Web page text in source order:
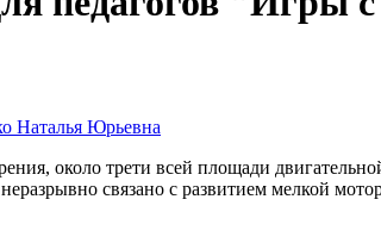
Наталья Юрьевна
около трети всей площади
связано с развитием мелкой